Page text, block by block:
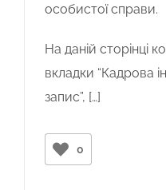
особистої справи.
На даній сторінці
вкладки “Кадрова
запис”, […]
0